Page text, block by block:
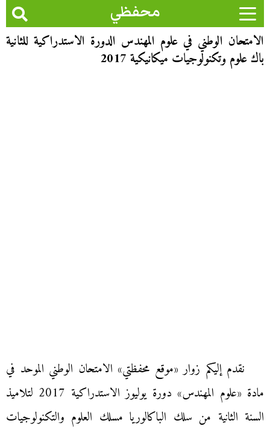
محفظي
الامتحان الوطني في علوم المهندس الدورة الاستدراكية للثانية
باك علوم وتكنولوجيات ميكانيكية 2017
نقدم إليكم زوار «موقع محفظتي» الامتحان الوطني الموحد في
مادة «علوم المهندس» دورة يوليوز الاستدراكية 2017 لتلاميذ
السنة الثانية من سلك الباكالوريا مسلك العلوم والتكنولوجيات